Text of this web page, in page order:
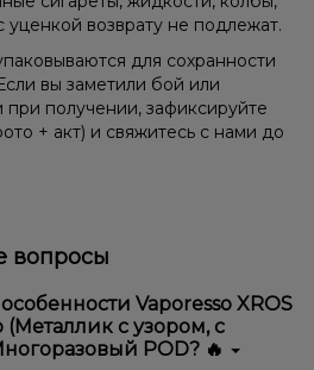
возврату не подлежат.
для сохранности
вы заметили бой или
получении, зафиксируйте
+ акт) и свяжитесь с нами до
вопросы
Vaporesso XROS
(Металлик с узором, с
POD? 🔥